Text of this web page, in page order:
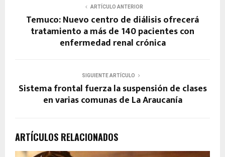
ARTÍCULO ANTERIOR
Temuco: Nuevo centro de diálisis ofrecerá
tratamiento a más de 140 pacientes con
enfermedad renal crónica
SIGUIENTE ARTÍCULO
Sistema frontal fuerza la suspensión de clases
en varias comunas de La Araucanía
ARTÍCULOS RELACIONADOS